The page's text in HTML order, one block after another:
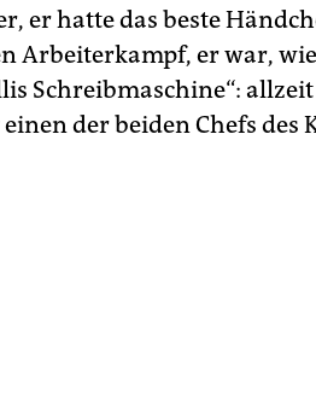
er hatte das beste
Arbeiterkampf, er war,
Schreibmaschine“:
der beiden Chefs des